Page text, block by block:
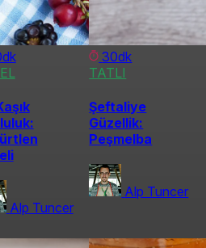
Alp Tuncer
30dk
TATLI
Şeftaliye
Güzellik:
Peşmelba
Alp Tuncer